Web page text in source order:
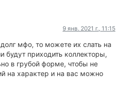
9 янв. 2021 г., 11:15
мфо, то можете их слать на
будут приходить коллекторы,
в грубой форме, чтобы не
на характер и на вас можно